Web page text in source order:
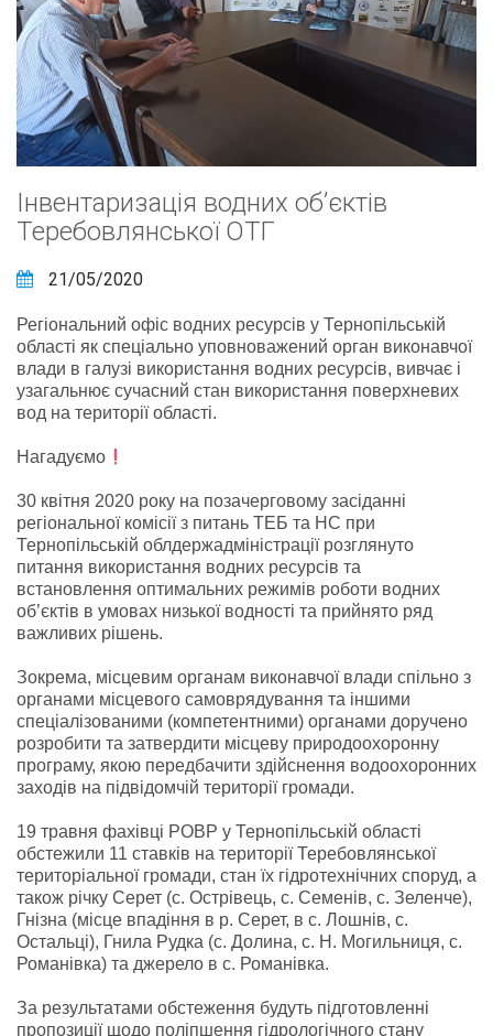
Інвентаризація водних об’єктів
Теребовлянської ОТГ
21/05/2020
Регіональний офіс водних ресурсів у Тернопільській
області як спеціально уповноважений орган виконавчої
влади в галузі використання водних ресурсів, вивчає і
узагальнює сучасний стан використання поверхневих
вод на території області.
Нагадуємо
30 квітня 2020 року на позачерговому засіданні
регіональної комісії з питань ТЕБ та НС при
Тернопільській облдержадміністрації розглянуто
питання використання водних ресурсів та
встановлення оптимальних режимів роботи водних
об’єктів в умовах низької водності та прийнято ряд
важливих рішень.
Зокрема, місцевим органам виконавчої влади спільно з
органами місцевого самоврядування та іншими
спеціалізованими (компетентними) органами доручено
розробити та затвердити місцеву природоохоронну
програму, якою передбачити здійснення водоохоронних
заходів на підвідомчій території громади.
19 травня фахівці РОВР у Тернопільській області
обстежили 11 ставків на території Теребовлянської
територіальної громади, стан їх гідротехнічних споруд, а
також річку Серет (с. Острівець, с. Семенів, с. Зеленче),
Гнізна (місце впадіння в р. Серет, в с. Лошнів, с.
Остальці), Гнила Рудка (с. Долина, с. Н. Могильниця, с.
Романівка) та джерело в с. Романівка.
За результатами обстеження будуть підготовленні
пропозиції щодо поліпшення гідрологічного стану